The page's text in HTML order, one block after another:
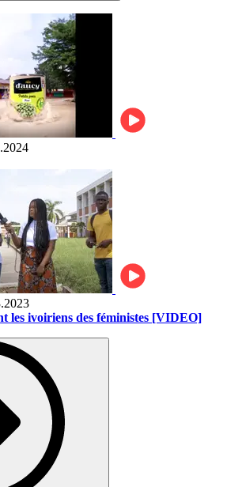
les ivoiriens des féministes [VIDEO]